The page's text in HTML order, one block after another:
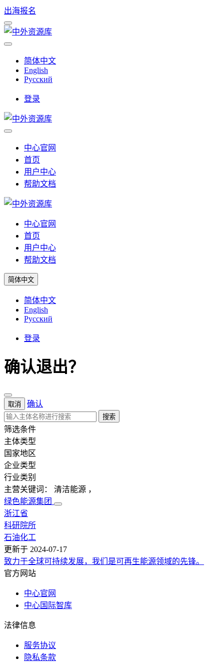
出海报名
简体中文
English
Русский
登录
中心官网
首页
用户中心
帮助文档
中心官网
首页
用户中心
帮助文档
简体中文
简体中文
English
Русский
登录
确认退出？
取消 确认
搜索
筛选条件
主体类型
国家地区
企业类型
行业类别
主营关键词：
清洁能源 ，
绿色能源集团
浙江省
科研院所
石油化工
更新于 2024-07-17
致力于全球可持续发展，我们是可再生能源领域的先锋。
官方网站
中心官网
中心国际智库
法律信息
服务协议
隐私条款